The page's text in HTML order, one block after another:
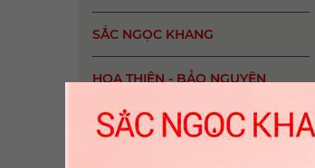
SẮC NGỌC KHANG
HOA THIÊN - BẢO NGUYÊN
THỰC PHẨM LÀM ĐẸP